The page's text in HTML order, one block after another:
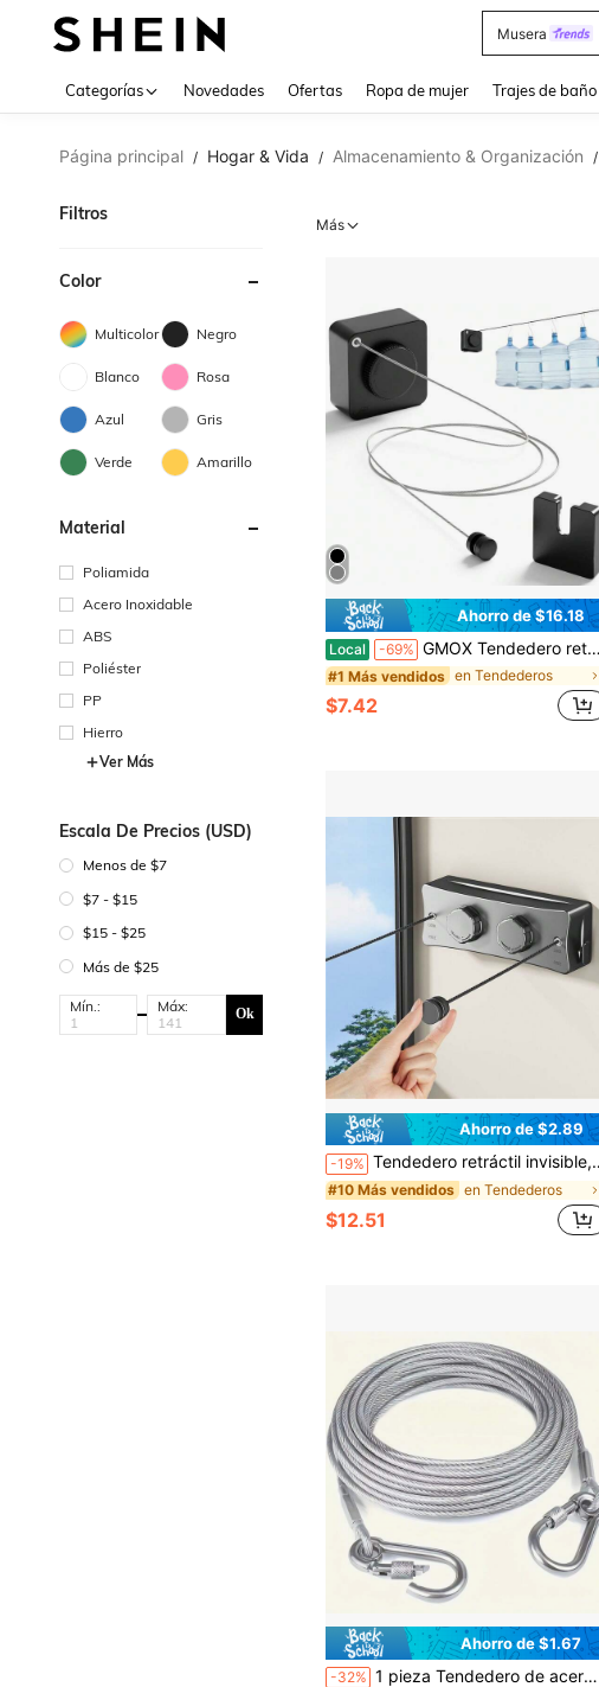
Musera
Categorías Novedades Ofertas Ropa de mujer Trajes de baño
Página principal / Hogar & Vida / Almacenamiento & Organización /
Filtros
Color
Multicolor Negro
Blanco Rosa
Azul Gris
Verde Amarillo
Material
Poliamida
Acero Inoxidable
ABS
Poliéster
PP
Hierro
Ver Más
Escala De Precios (USD)
Menos de $7
$7 - $15
$15 - $25
Más de $25
Mín.: Máx: Ok
Más
Ahorro de $16.18
Local -69% GMOX Tendedero retráctil con capacidad de 44 libras | Cuerda para ropa de montaje en pared de 15.7 pies para baño, balcón y lavandería
#1 Más vendidos en Tendederos
$7.42
Ahorro de $2.89
-19% Tendedero retráctil invisible, cuerda de secado de acero para interior/balcón, tendedero retráctil de baño, tendedero retráctil montado en la pared
#10 Más vendidos en Tendederos
$12.51
Ahorro de $1.67
-32% 1 pieza Tendedero de acero inoxidable, cuerda de alambre anti-caída con cable de recubierto y gancho, cuerda de alambre multifuncional de alta resistencia, 16.4 pies, cuerda de tracción, apta para suspensión en diversas superficies, cuerda de tracción para mascotas, antideslizante, resistente a la oxidación y al clima